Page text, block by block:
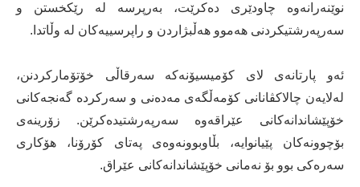
نوێنەرانەوە چاودێری دەکرێت، بەرپرسە لە رێکخستن و
سەرپەرشتیکردنی هەموو هەڵبژاردن و راپرسییەکان لە وڵاتدا.
ئەو پارتانەی لای کۆمیسیۆنەکە سەرقاڵی خۆتۆمارکردنن،
لەلایەن چالاکڤانانی کۆمەڵگەی مەدەنی و سەرکردە گەنجەکانی
خۆپێشاندانەکانی عێراقەوە سەرپەرشتیدەکرێن. زۆرینەی
بۆچوونەکان پێیانوایە، بڵاوبوونەوەی پەتای کۆرۆنا، هۆکاری
سەرەکی بوو بۆ نەمانی خۆپێشاندانەکانی عێراق.